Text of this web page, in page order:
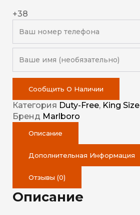
+38
Сообщить О Наличии
Категория Duty-Free, King Size
Бренд Marlboro
Описание
Дополнительная Информация
Отзывы (0)
Описание